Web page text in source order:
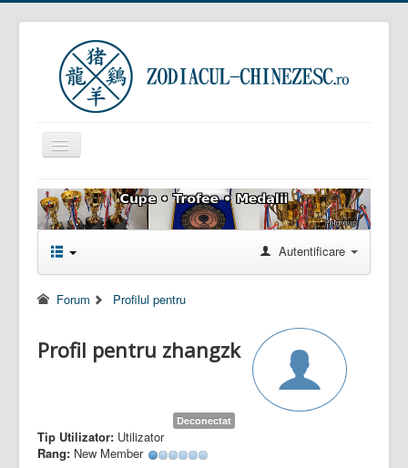
Comută
navigarea
Prima pagină
Zodiacul Chinezesc
Zodiacul European
Semnificația viselor
Profilul pentru
Autentificare
Forum Profilul pentru
Profil pentru zhangzk
Deconectat
Tip Utilizator: Utilizator
Rang: New Member